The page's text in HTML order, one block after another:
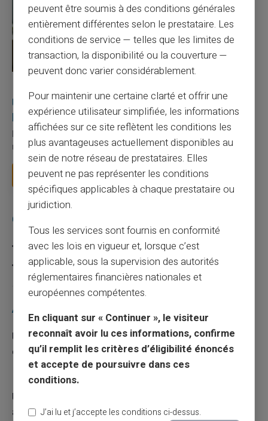
Utilisation responsable du paiement mobile avec
la carte Veritas
Le paiement mobile s'est imposé dans les habitudes quotidiennes,
mais il appelle des réflexes pour é...
Lire la suite
Catégories
Carte prépayée
Escroquerie
Articles récents
Une carte bancaire gratuite sans compte, ça
existe ?
03/08/2026 Carte prépayée
Utilisation responsable du paiement mobile
avec la carte Veritas
peuvent être soumis à des conditions générales
entièrement différentes selon le prestataire. Les
conditions de service — telles que les limites de
transaction, la disponibilité ou la couverture —
peuvent donc varier considérablement.
Pour maintenir une certaine clarté et offrir une
expérience utilisateur simplifiée, les informations
affichées sur ce site reflètent les conditions les
plus avantageuses actuellement disponibles au
sein de notre réseau de prestataires. Elles
peuvent ne pas représenter les conditions
spécifiques applicables à chaque prestataire ou
juridiction.
Tous les services sont fournis en conformité
avec les lois en vigueur et, lorsque c’est
applicable, sous la supervision des autorités
réglementaires financières nationales et
européennes compétentes.
En cliquant sur « Continuer », le visiteur
reconnaît avoir lu ces informations, confirme
qu’il remplit les critères d’éligibilité énoncés
et accepte de poursuivre dans ces
conditions.
J’ai lu et j’accepte les conditions ci-dessus.